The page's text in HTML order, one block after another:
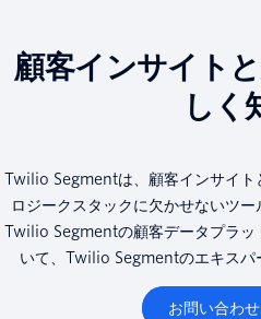
顧客インサイト
しく
Twilio Segmentは、顧客インサイト
ロジークスタックに欠かせないツ
Twilio Segmentの顧客データプラッ
いて、Twilio Segmentのエキスパ
お問い合わ